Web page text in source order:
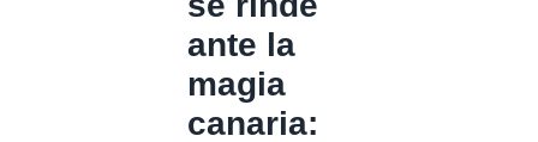
ante la
magia
canaria: